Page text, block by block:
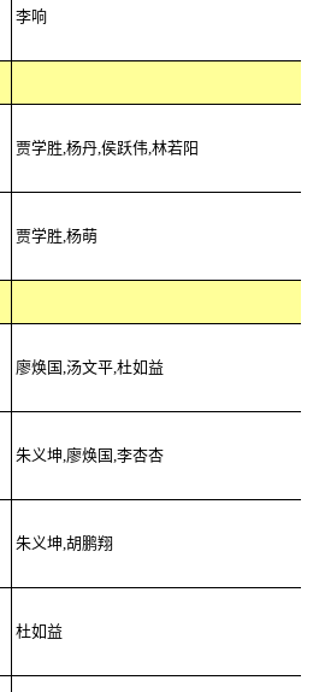
李响
贾学胜,杨丹,侯跃伟,林若阳
贾学胜,杨萌
廖焕国,汤文平,杜如益
朱义坤,廖焕国,李杏杏
朱义坤,胡鹏翔
杜如益